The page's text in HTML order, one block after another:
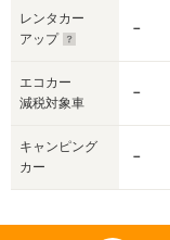
レンタカー
アップ
－
エコカー
減税対象車
－
キャンピング
カー
－